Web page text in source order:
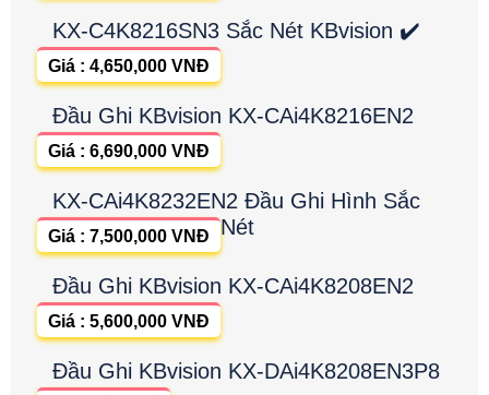
KX-C4K8216SN3 Sắc Nét KBvision ✔️
Giá : 4,650,000 VNĐ
Đầu Ghi KBvision KX-CAi4K8216EN2
Giá : 6,690,000 VNĐ
KX-CAi4K8232EN2 Đầu Ghi Hình Sắc
Nét
Giá : 7,500,000 VNĐ
Đầu Ghi KBvision KX-CAi4K8208EN2
Giá : 5,600,000 VNĐ
Đầu Ghi KBvision KX-DAi4K8208EN3P8